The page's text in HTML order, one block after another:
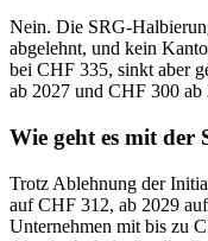
Nein. Die SRG-
abgelehnt, und kein
bei CHF 335, sinkt aber
ab 2027 und CHF 300 ab
Wie geht es mit der
Trotz Ablehnung der
auf CHF 312, ab 2029
Unternehmen mit bis zu